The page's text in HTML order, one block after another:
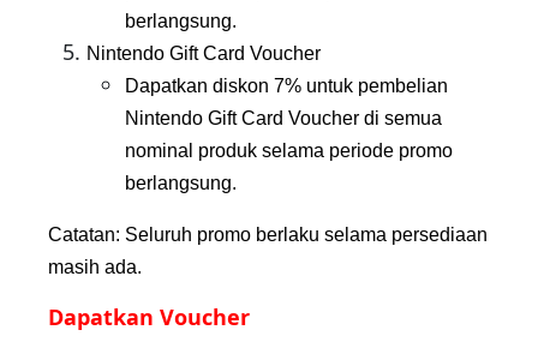
berlangsung.
Nintendo Gift Card Voucher
Dapatkan diskon 7% untuk pembelian
Nintendo Gift Card Voucher di semua
nominal produk selama periode promo
berlangsung.
Catatan: Seluruh promo berlaku selama persediaan
masih ada.
Dapatkan Voucher